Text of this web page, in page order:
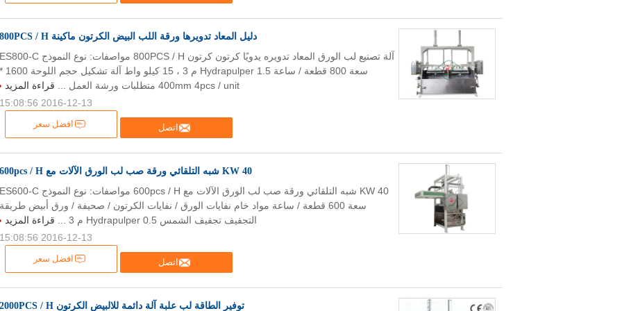
دليل المعاد تدويرها ورقة اللب البيض الكرتون ماكينة 800PCS / H
اتصل افضل سعر
آلة تصنيع لب الورق المعاد تدويره يدويًا كرتون كرتون 800PCS / H مواصفات: نوع النموذج ES800-C
سعة 800 قطعة / ساعة Hydrapulper 1.5 م 3 ، 15 كيلو واط آلة تشكيل حجم اللوحة 1600 *
400mm 4pcs / unit متطلبات ورشة العمل ...
قراءة المزيد
2016-12-13 15:08:56
40 KW شبه التلقائي ورقة صب لب الورق الآلات مع 600pcs / H
اتصل افضل سعر
40 KW شبه التلقائي ورقة صب لب الورق الآلات مع 600pcs / H مواصفات: نوع النموذج ES600-C
سعة 600 قطعة / ساعة مواد خام نفايات الورق / نفايات الكرتون / صحيفة / ورق أبيض طريقة
التجفيف تجفيف الشمس Hydrapulper 0.5 م 3 ...
قراءة المزيد
2016-12-13 15:08:56
توفير الطاقة لب علبة آلة دائمة للالبيض الكرتون 2000PCS / H